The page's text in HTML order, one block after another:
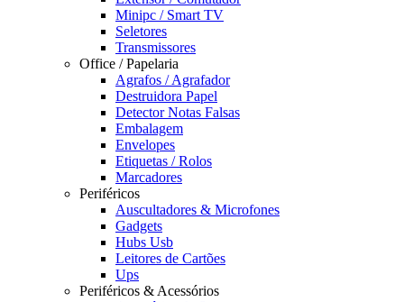
Minipc / Smart TV
Seletores
Transmissores
Office / Papelaria
Agrafos / Agrafador
Destruidora Papel
Detector Notas Falsas
Embalagem
Envelopes
Etiquetas / Rolos
Marcadores
Periféricos
Auscultadores & Microfones
Gadgets
Hubs Usb
Leitores de Cartões
Ups
Periféricos & Acessórios